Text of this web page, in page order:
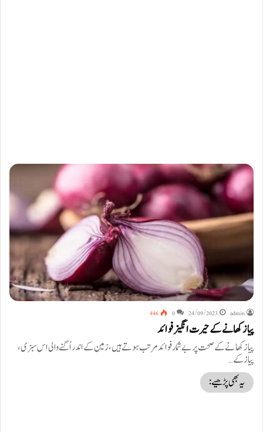
admin
24/09/2023
0
446
پیاز کھانے کے حیرت انگیز فوائد
پیاز کھانے کے صحت پر بے شمار فوائد مرتب ہوتے ہیں، زمین کے اندر اُگنے والی اس سبزی،
پیاز کے…
یہ بھی پڑھیے: